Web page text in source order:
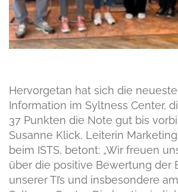
Hervorgetan hat sich die
Information im Syltness Center,
37 Punkten die Note gut bis
Susanne Klick, Leiterin
beim ISTS, betont: „Wir freuen
über die positive Bewertung der
unserer TI’s und insbesondere